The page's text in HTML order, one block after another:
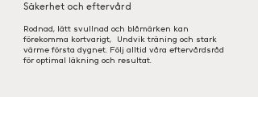
Säkerhet och eftervård
Rodnad, lätt svullnad och blåmärken kan
förekomma kortvarigt, Undvik träning och stark
värme första dygnet. Följ alltid våra eftervårdsråd
för optimal läkning och resultat.